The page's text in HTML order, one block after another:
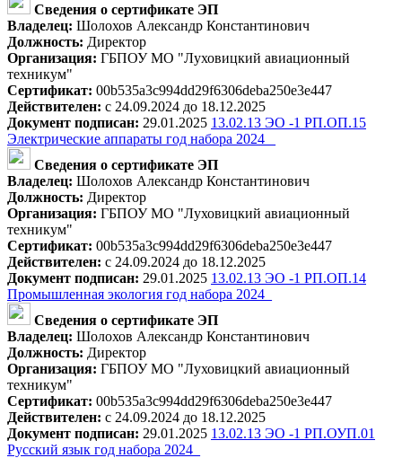
Сведения о сертификате ЭП
Владелец: Шолохов Александр Константинович
Должность: Директор
Организация: ГБПОУ МО "Луховицкий авиационный
техникум"
Сертификат: 00b535a3c994dd29f6306deba250e3e447
Действителен: с 24.09.2024 до 18.12.2025
Документ подписан: 29.01.2025 13.02.13 ЭО -1 РП.ОП.15
Электрические аппараты год набора 2024 _
Сведения о сертификате ЭП
Владелец: Шолохов Александр Константинович
Должность: Директор
Организация: ГБПОУ МО "Луховицкий авиационный
техникум"
Сертификат: 00b535a3c994dd29f6306deba250e3e447
Действителен: с 24.09.2024 до 18.12.2025
Документ подписан: 29.01.2025 13.02.13 ЭО -1 РП.ОП.14
Промышленная экология год набора 2024_
Сведения о сертификате ЭП
Владелец: Шолохов Александр Константинович
Должность: Директор
Организация: ГБПОУ МО "Луховицкий авиационный
техникум"
Сертификат: 00b535a3c994dd29f6306deba250e3e447
Действителен: с 24.09.2024 до 18.12.2025
Документ подписан: 29.01.2025 13.02.13 ЭО -1 РП.ОУП.01
Русский язык год набора 2024_